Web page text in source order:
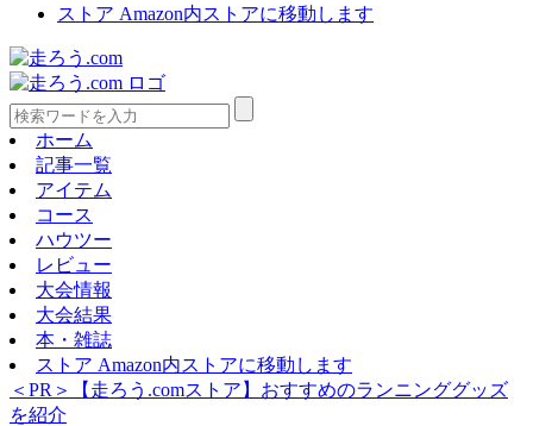
ストア Amazon内ストアに移動します
ホーム
記事一覧
アイテム
コース
ハウツー
レビュー
大会情報
大会結果
本・雑誌
ストア Amazon内ストアに移動します
＜PR＞【走ろう.comストア】おすすめのランニンググッズ
を紹介